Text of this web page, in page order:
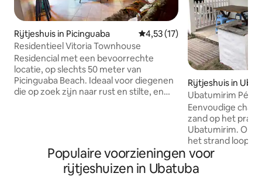
Rijtjeshuis in Picinguaba Gemiddelde beoordeling van
4,53 (17)
Residentieel Vitoria Townhouse
Residencial met een bevoorrechte
locatie, op slechts 50 meter van
Picinguaba Beach. Ideaal voor diegenen
die op zoek zijn naar rust en stilte, en
comfortabel, ingericht met rustieke
meubels. In deze advertentie is het
bovenste deel van het herenhuis
Rijtjeshuis in
Ubatumirim Pé
Eenvoudige
zand op het
Ubatumirim. Om
het strand loop je
een bijzondere
diegenen die
rustig en goed
Populaire voorzieningen voor
rijtjeshuizen in Ubatuba